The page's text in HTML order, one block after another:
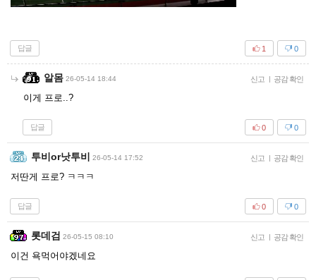
답글 0
1
알몸 26-05-14 18:44 신고 공감 확인
이게 프로..?
답글 0
0
투비or낫투비 26-05-14 17:52 신고 공감 확인
저딴게 프로? ㅋㅋㅋ
답글 0
0
롯데검 26-05-15 08:10 신고 공감 확인
이건 욕먹어야겠네요